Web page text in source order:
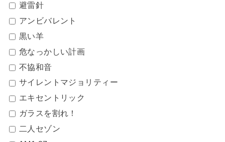
避雷針
アンビバレント
黒い羊
危なっかしい計画
不協和音
サイレントマジョリティー
エキセントリック
ガラスを割れ！
二人セゾン